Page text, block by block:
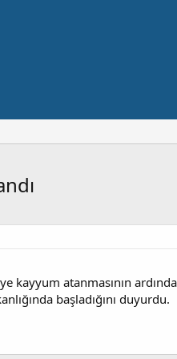
kayyum atanmasının
başladığını duyurdu.